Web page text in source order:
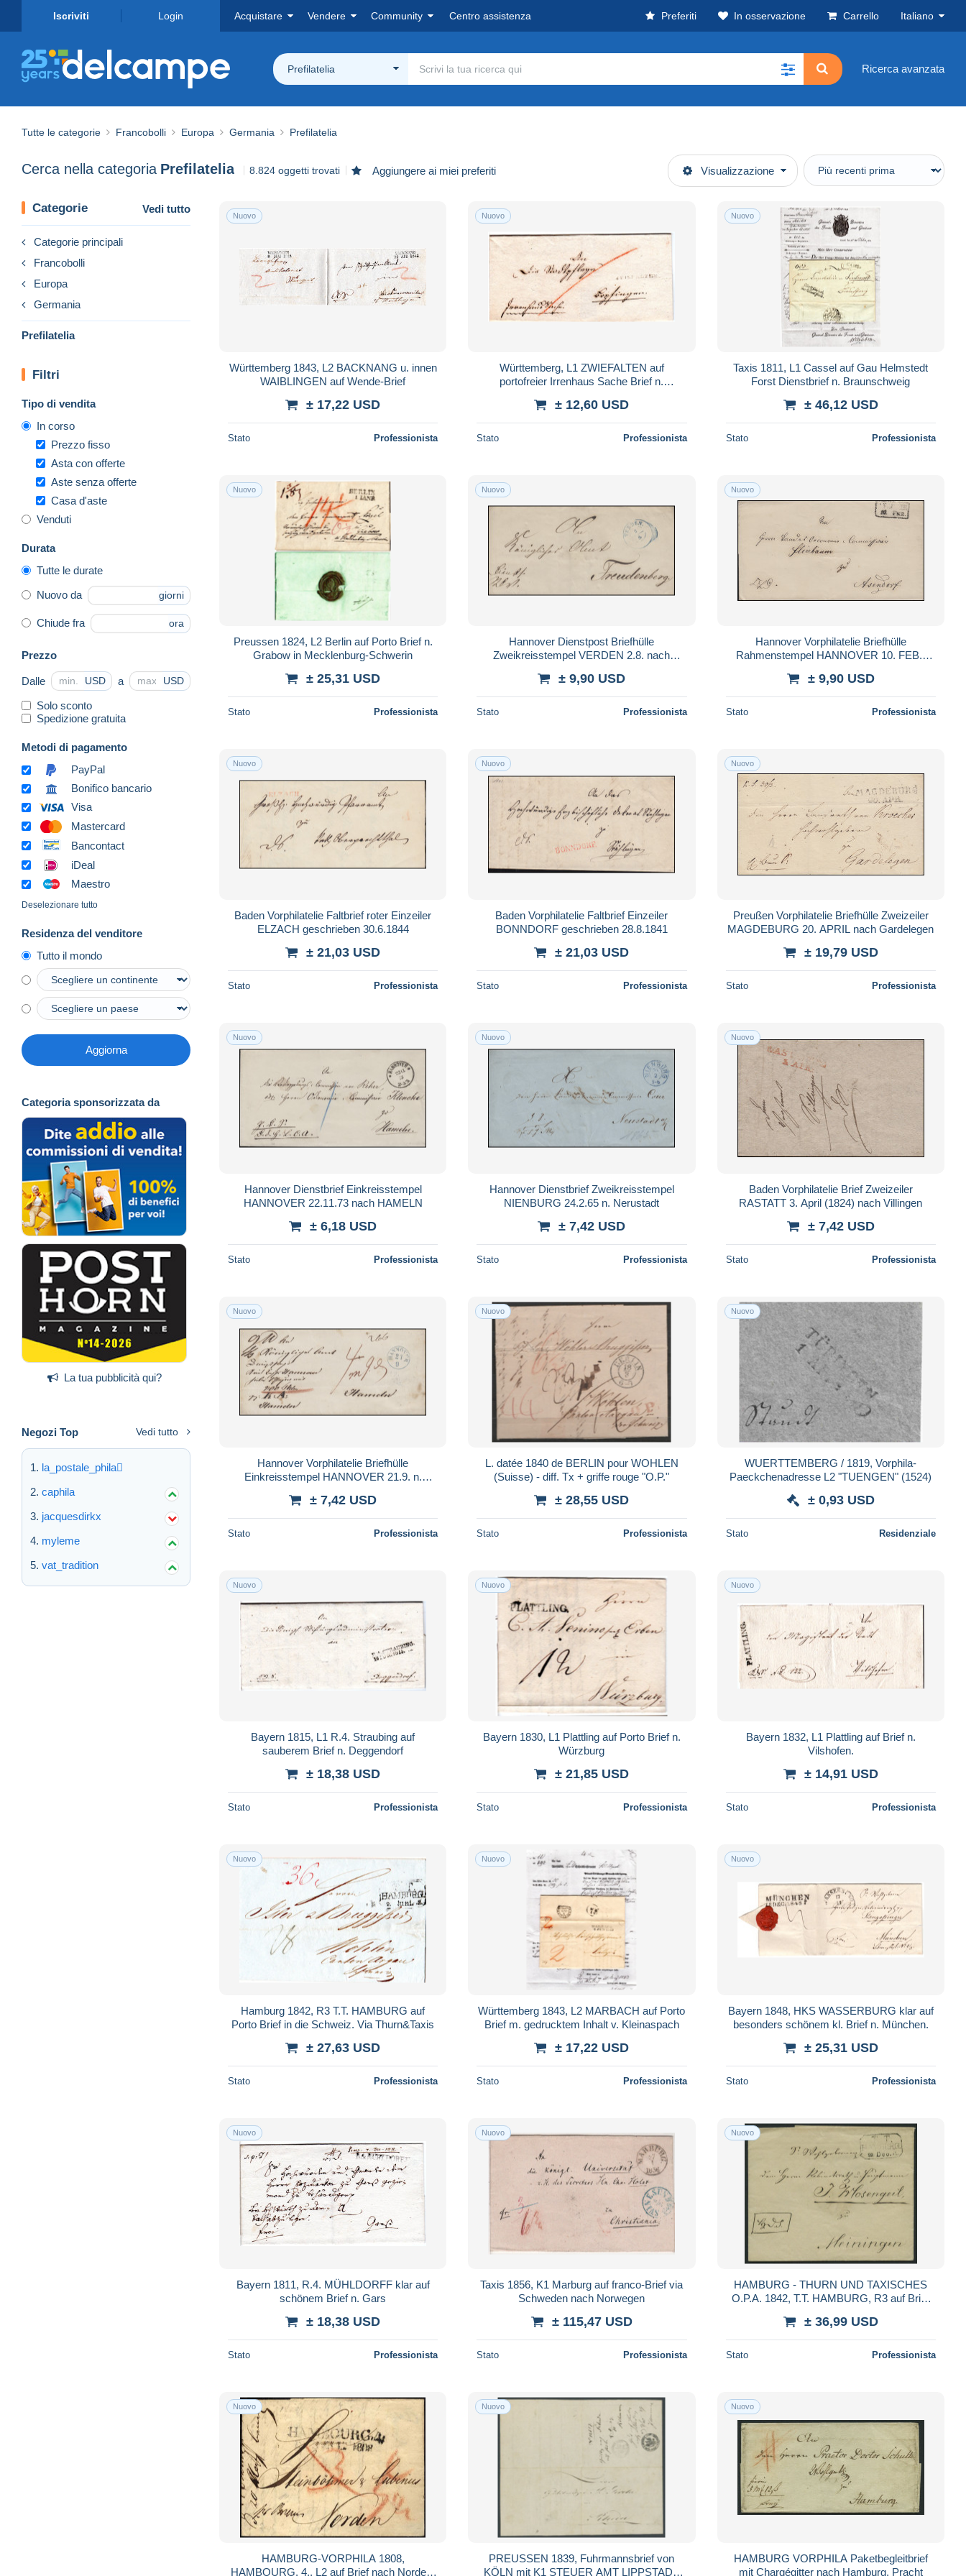
Iscriviti Login Acquistare Vendere Community Centro assistenza Preferiti In osservazione Carrello Italiano
Prefilatelia Ricerca avanzata
Tutte le categorie Francobolli Europa Germania Prefilatelia
Cerca nella categoria Prefilatelia 8.824 oggetti trovati Aggiungere ai miei preferiti Visualizzazione
Categorie Vedi tutto
Categorie principali
Francobolli
Europa
Germania
Prefilatelia
Filtri
Tipo di vendita
In corso
Prezzo fisso
Asta con offerte
Aste senza offerte
Casa d'aste
Venduti
Durata
Tutte le durate
Nuovo da giorni
Chiude fra ora
Prezzo
Dalle USD a USD
Solo sconto
Spedizione gratuita
Metodi di pagamento
PayPal
Bonifico bancario
Visa
Mastercard
Bancontact
iDeal
Maestro
Deselezionare tutto
Residenza del venditore
Tutto il mondo
Aggiorna
Categoria sponsorizzata da
La tua pubblicità qui?
Negozi Top Vedi tutto
la_postale_phila
caphila
jacquesdirkx
myleme
vat_tradition
Nuovo
Württemberg 1843, L2 BACKNANG u. innen
WAIBLINGEN auf Wende-Brief
± 17,22 USD
Stato Professionista
Nuovo
Württemberg, L1 ZWIEFALTEN auf
portofreier Irrenhaus Sache Brief n.
± 12,60 USD
Stato Professionista
Nuovo
Taxis 1811, L1 Cassel auf Gau Helmstedt
Forst Dienstbrief n. Braunschweig
± 46,12 USD
Stato Professionista
Nuovo
Preussen 1824, L2 Berlin auf Porto Brief n.
Grabow in Mecklenburg-Schwerin
± 25,31 USD
Stato Professionista
Nuovo
Hannover Dienstpost Briefhülle
Zweikreisstempel VERDEN 2.8. nach
± 9,90 USD
Stato Professionista
Nuovo
Hannover Vorphilatelie Briefhülle
Rahmenstempel HANNOVER 10. FEB..
± 9,90 USD
Stato Professionista
Nuovo
Baden Vorphilatelie Faltbrief roter Einzeiler
ELZACH geschrieben 30.6.1844
± 21,03 USD
Stato Professionista
Nuovo
Baden Vorphilatelie Faltbrief Einzeiler
BONNDORF geschrieben 28.8.1841
± 21,03 USD
Stato Professionista
Nuovo
Preußen Vorphilatelie Briefhülle Zweizeiler
MAGDEBURG 20. APRIL nach Gardelegen
± 19,79 USD
Stato Professionista
Nuovo
Hannover Dienstbrief Einkreisstempel
HANNOVER 22.11.73 nach HAMELN
± 6,18 USD
Stato Professionista
Nuovo
Hannover Dienstbrief Zweikreisstempel
NIENBURG 24.2.65 n. Nerustadt
± 7,42 USD
Stato Professionista
Nuovo
Baden Vorphilatelie Brief Zweizeiler
RASTATT 3. April (1824) nach Villingen
± 7,42 USD
Stato Professionista
Nuovo
Hannover Vorphilatelie Briefhülle
Einkreisstempel HANNOVER 21.9. n.
± 7,42 USD
Stato Professionista
Nuovo
L. datée 1840 de BERLIN pour WOHLEN
(Suisse) - diff. Tx + griffe rouge "O.P."
± 28,55 USD
Stato Professionista
Nuovo
WUERTTEMBERG / 1819, Vorphila-
Paeckchenadresse L2 "TUENGEN" (1524)
± 0,93 USD
Stato Residenziale
Nuovo
Bayern 1815, L1 R.4. Straubing auf
sauberem Brief n. Deggendorf
± 18,38 USD
Stato Professionista
Nuovo
Bayern 1830, L1 Plattling auf Porto Brief n.
Würzburg
± 21,85 USD
Stato Professionista
Nuovo
Bayern 1832, L1 Plattling auf Brief n.
Vilshofen.
± 14,91 USD
Stato Professionista
Nuovo
Hamburg 1842, R3 T.T. HAMBURG auf
Porto Brief in die Schweiz. Via Thurn&Taxis
± 27,63 USD
Stato Professionista
Nuovo
Württemberg 1843, L2 MARBACH auf Porto
Brief m. gedrucktem Inhalt v. Kleinaspach
± 17,22 USD
Stato Professionista
Nuovo
Bayern 1848, HKS WASSERBURG klar auf
besonders schönem kl. Brief n. München.
± 25,31 USD
Stato Professionista
Nuovo
Bayern 1811, R.4. MÜHLDORFF klar auf
schönem Brief n. Gars
± 18,38 USD
Stato Professionista
Nuovo
Taxis 1856, K1 Marburg auf franco-Brief via
Schweden nach Norwegen
± 115,47 USD
Stato Professionista
Nuovo
HAMBURG - THURN UND TAXISCHES
O.P.A. 1842, T.T. HAMBURG, R3 auf Brief
± 36,99 USD
Stato Professionista
Nuovo
HAMBURG-VORPHILA 1808,
HAMBOURG. 4., L2 auf Brief nach Norden,
Nuovo
PREUSSEN 1839, Fuhrmannsbrief von
KÖLN mit K1 STEUER AMT LIPPSTADT
Nuovo
HAMBURG VORPHILA Paketbegleitbrief
mit Chargégitter nach Hamburg, Pracht